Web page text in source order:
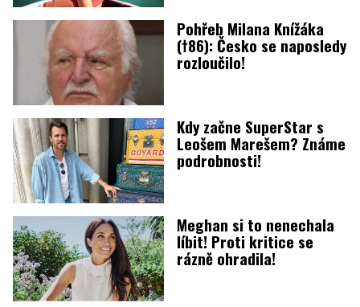
Pohřeb Milana Knížáka
(†86): Česko se naposledy
rozloučilo!
Kdy začne SuperStar s
Leošem Marešem? Známe
podrobnosti!
Meghan si to nenechala
líbit! Proti kritice se
rázně ohradila!